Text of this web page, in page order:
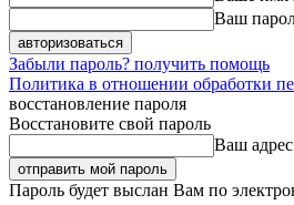
Ваш
Забыли пароль? получить помощь
Политика в отношении обработки
восстановление пароля
Восстановите свой пароль
Ваш
Пароль будет выслан Вам по